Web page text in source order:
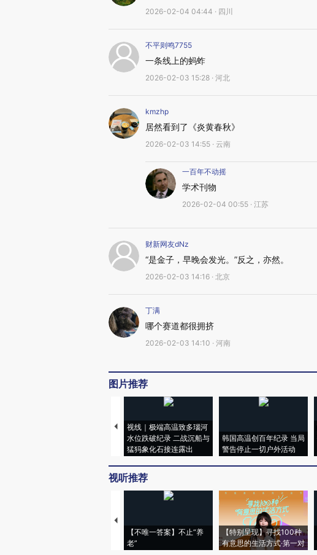
2026-02-04 04:44 · 四川
不平则鸣7755
一条线上的蚂蚱
2026-02-03 15:28 · 河北
kmzhp
居然看到了《炎黄春秋》
2026-02-03 14:55 · 云南
一百年不动摇
学术刊物
2026-02-04 00:55 · 江苏
财新网友dNz
“是金子，早晚会发光。”反之，亦然。
2026-02-03 14:16 · 北京
丁满
哪个赛道都很拥挤
2026-02-03 14:10 · 河南
图片推荐
视线｜极端高温致多瑙河
水位跌破纪录 二战沉船与
猛犸象化石接连露出
韩国高温创百年纪录 当局
警告停止一切户外活动
视听推荐
【不唯一答案】不止“养
老”
【特别呈现】寻找100种
有意思的生活方式·第一对